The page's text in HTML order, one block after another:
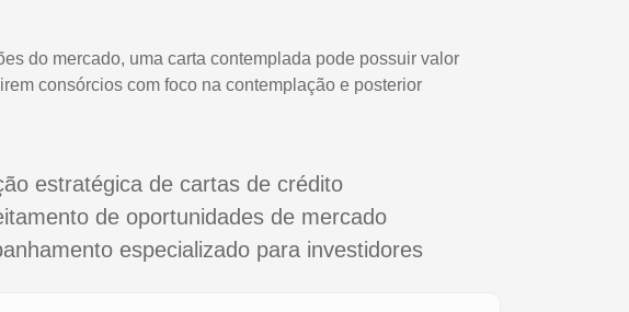
do mercado, uma carta contemplada pode possuir valor
consórcios com foco na contemplação e posterior
estratégica de cartas de crédito
de oportunidades de mercado
especializado para investidores